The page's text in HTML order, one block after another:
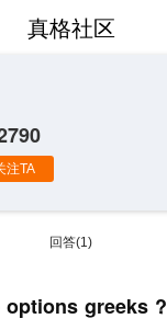
真格社区
注TA
回答(1)
greeks ?